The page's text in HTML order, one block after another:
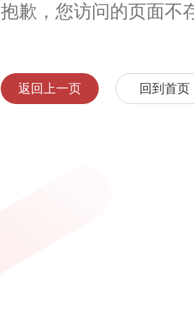
抱歉，您访问的页面不
返回上一页 回到首页